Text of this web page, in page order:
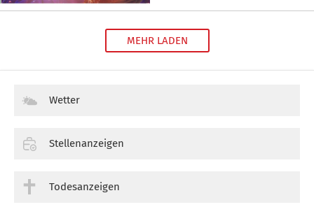
MEHR LADEN
Wetter
Stellenanzeigen
Todesanzeigen